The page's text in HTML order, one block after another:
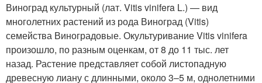
Виноград культурный (лат. Vitis vinifera L.) — вид
многолетних растений из рода Виноград (Vitis)
семейства Виноградовые. Окультуривание Vitis vinifera
произошло, по разным оценкам, от 8 до 11 тыс. лет
назад. Растение представляет собой листопадную
древесную лиану с длинными, около 3–5 м, однолетними